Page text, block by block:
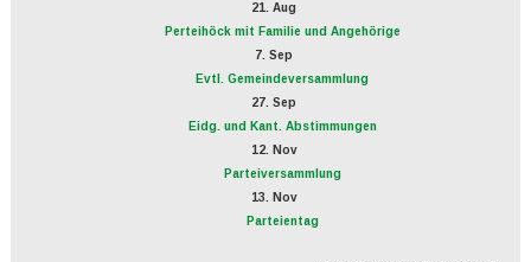
21. Aug
Perteihöck mit Familie und Angehörige
7. Sep
Evtl. Gemeindeversammlung
27. Sep
Eidg. und Kant. Abstimmungen
12. Nov
Parteiversammlung
13. Nov
Parteientag